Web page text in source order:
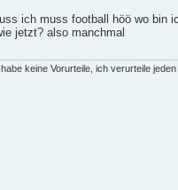
ich muss football höö wo bin
jetzt? also manchmal
keine Vorurteile, ich verurteile